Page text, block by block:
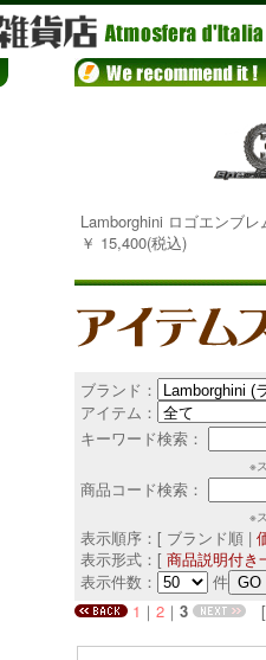
Lamborghini ロゴエンブ
￥ 15,400(税込)
ブランド：
アイテム：
キーワード検索：
※
商品コード検索：
※
表示順序：[ ブランド順 |
表示形式：[ 商品説明付き
表示件数：
件
1 ｜ 2 ｜ 3 [